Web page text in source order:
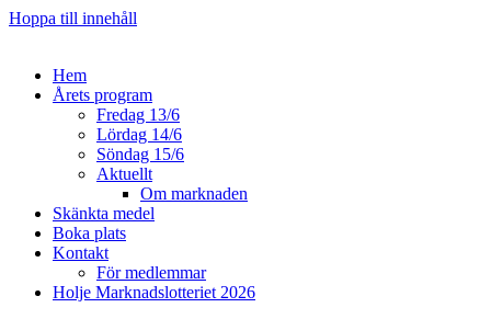
Hoppa till innehåll
Hem
Årets program
Fredag 13/6
Lördag 14/6
Söndag 15/6
Aktuellt
Om marknaden
Skänkta medel
Boka plats
Kontakt
För medlemmar
Holje Marknadslotteriet 2026